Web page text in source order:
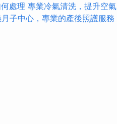
處理 專業冷氣清洗，提升空氣
子中心，專業的產後照護服務